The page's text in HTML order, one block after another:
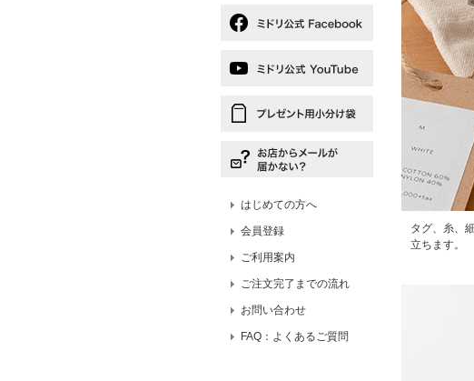
はじめての方へ
会員登録
ご利用案内
ご注文完了までの流れ
お問い合わせ
FAQ：よくあるご質問
タグ、糸、
立ちます。